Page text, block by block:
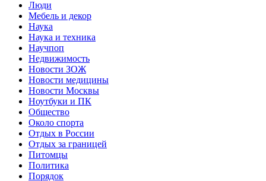
Люди
Мебель и декор
Наука
Наука и техника
Научпоп
Недвижимость
Новости ЗОЖ
Новости медицины
Новости Москвы
Ноутбуки и ПК
Общество
Около спорта
Отдых в России
Отдых за границей
Питомцы
Политика
Порядок